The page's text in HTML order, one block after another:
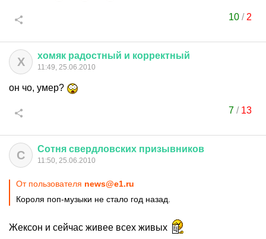
10 / 2
Х хомяк радостный и корректный
11:49, 25.06.2010
он чо, умер?
7 / 13
С Сотня свердловских призывников
11:50, 25.06.2010
От пользователя news@e1.ru
Короля поп-музыки не стало год назад.
Жексон и сейчас живее всех живых